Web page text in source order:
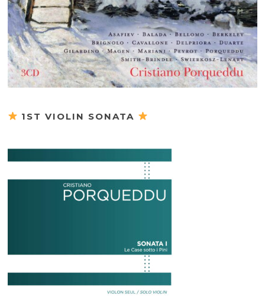
1ST VIOLIN SONATA